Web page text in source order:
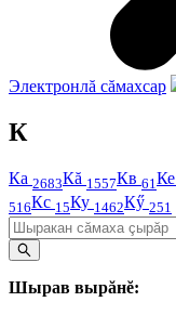
Электронлă сăмахсар
К
Ка 2683Кă 1557Кв 61Ке
516Кс 15Ку 1462Кӳ 251
Шырав вырăнĕ: